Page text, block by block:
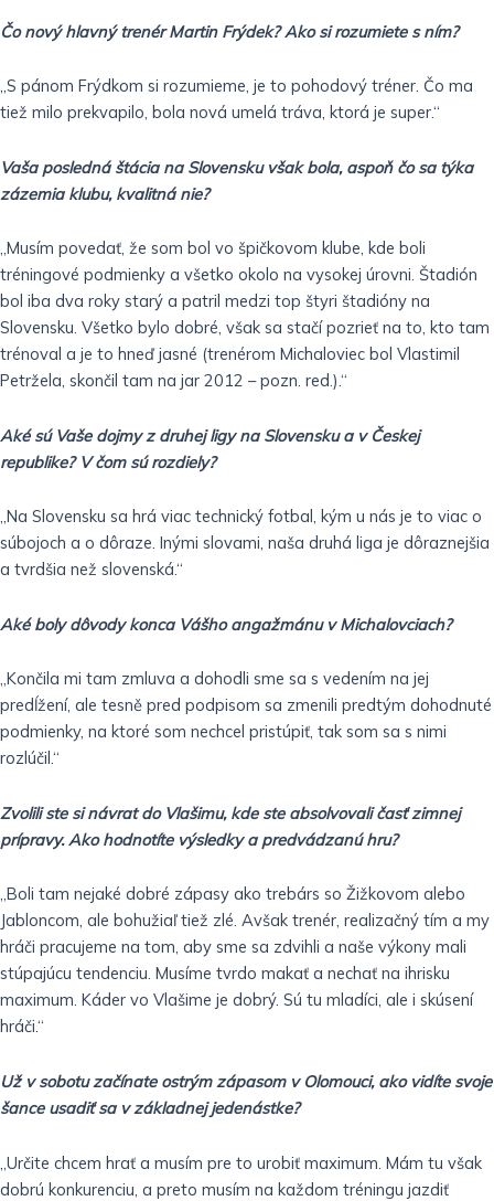
Čo nový hlavný trenér Martin Frýdek? Ako si rozumiete s ním?
„S pánom Frýdkom si rozumieme, je to pohodový tréner. Čo ma
tiež milo prekvapilo, bola nová umelá tráva, ktorá je super.“
Vaša posledná štácia na Slovensku však bola, aspoň čo sa týka
zázemia klubu, kvalitná nie?
„Musím povedať, že som bol vo špičkovom klube, kde boli
tréningové podmienky a všetko okolo na vysokej úrovni. Štadión
bol iba dva roky starý a patril medzi top štyri štadióny na
Slovensku. Všetko bylo dobré, však sa stačí pozrieť na to, kto tam
trénoval a je to hneď jasné (trenérom Michaloviec bol Vlastimil
Petržela, skončil tam na jar 2012 – pozn. red.).“
Aké sú Vaše dojmy z druhej ligy na Slovensku a v Českej
republike? V čom sú rozdiely?
„Na Slovensku sa hrá viac technický fotbal, kým u nás je to viac o
súbojoch a o dôraze. Inými slovami, naša druhá liga je dôraznejšia
a tvrdšia než slovenská.“
Aké boly dôvody konca Vášho angažmánu v Michalovciach?
„Končila mi tam zmluva a dohodli sme sa s vedením na jej
predĺžení, ale tesně pred podpisom sa zmenili predtým dohodnuté
podmienky, na ktoré som nechcel pristúpiť, tak som sa s nimi
rozlúčil.“
Zvolili ste si návrat do Vlašimu, kde ste absolvovali časť zimnej
prípravy. Ako hodnotíte výsledky a predvádzanú hru?
„Boli tam nejaké dobré zápasy ako trebárs so Žižkovom alebo
Jabloncom, ale bohužiaľ tiež zlé. Avšak trenér, realizačný tím a my
hráči pracujeme na tom, aby sme sa zdvihli a naše výkony mali
stúpajúcu tendenciu. Musíme tvrdo makať a nechať na ihrisku
maximum. Káder vo Vlašime je dobrý. Sú tu mladíci, ale i skúsení
hráči.“
Už v sobotu začínate ostrým zápasom v Olomouci, ako vidíte svoje
šance usadiť sa v základnej jedenástke?
„Určite chcem hrať a musím pre to urobiť maximum. Mám tu však
dobrú konkurenciu, a preto musím na každom tréningu jazdiť